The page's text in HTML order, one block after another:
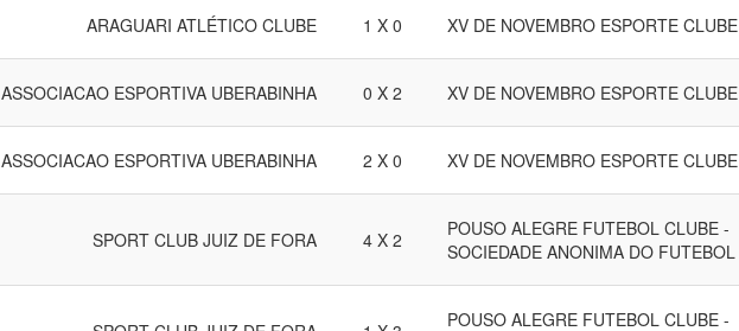
ARAGUARI ATLÉTICO CLUBE 1 X 0 XV DE NOVEMBRO ESPORTE CLUBE
ASSOCIACAO ESPORTIVA UBERABINHA 0 X 2 XV DE NOVEMBRO ESPORTE CLUBE
ASSOCIACAO ESPORTIVA UBERABINHA 2 X 0 XV DE NOVEMBRO ESPORTE CLUBE
SPORT CLUB JUIZ DE FORA 4 X 2
POUSO ALEGRE FUTEBOL CLUBE -
SOCIEDADE ANONIMA DO FUTEBOL
POUSO ALEGRE FUTEBOL CLUBE -